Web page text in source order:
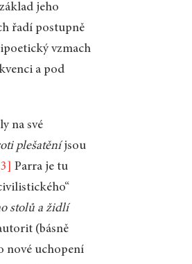
jeho
řadí postupně
vzmach
a pod
na své
plešatěníjsou
[3]
Parra je tu
stolů a židlí
(básně
nové uchopení